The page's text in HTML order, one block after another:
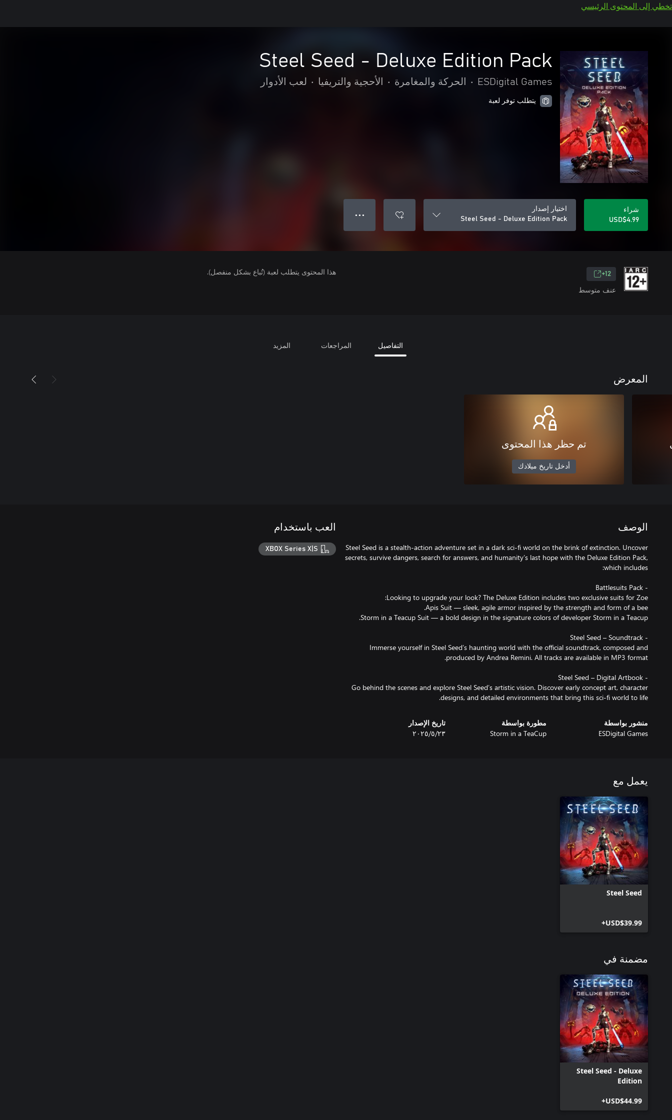
تخطي إلى المحتوى الرئيسي
Steel Seed - Deluxe Edition Pack
ESDigital Games
• الحركة والمغامرة • الأحجية والتريفيا • لعب الأدوار
يتطلب توفر لعبة
شراء
USD$4.99
اختيار إصدار
Steel Seed - Deluxe Edition Pack
● ● ●
12+
عنف متوسط
هذا المحتوى يتطلب لعبة (تُباع بشكل منفصل).
التفاصيل المراجعات المزيد
المعرض
تم حظر هذا المحتوى
أدخل تاريخ ميلادك
الوصف
Steel Seed is a stealth-action adventure set in a dark sci-fi world on the brink of extinction. Uncover
secrets, survive dangers, search for answers, and humanity’s last hope with the Deluxe Edition Pack,
Immerse yourself in Steel Seed’s haunting world with the official soundtrack, composed and
Go behind the scenes and explore Steel Seed’s artistic vision. Discover early concept art, character
designs, and detailed environments that bring this sci-fi world to life.
منشور بواسطة
ESDigital Games
مطورة بواسطة
Storm in a TeaCup
تاريخ الإصدار
٢٣‏/٥‏/٢٠٢٥
العب باستخدام
XBOX Series X|S
يعمل مع
Steel Seed
USD$39.99+
مضمنة في
Steel Seed - Deluxe
Edition
USD$44.99+